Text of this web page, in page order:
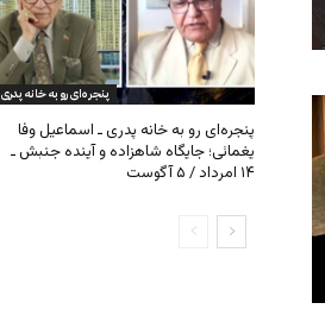
پنجره‌ای رو به خانه پدری
پنجره‌ای رو به خانه پدری ـ اسماعیل وفا
یغمائی؛ جایگاه شاهزاده و آینده جنبش ـ
۱۴ امرداد / ۵ آگوست